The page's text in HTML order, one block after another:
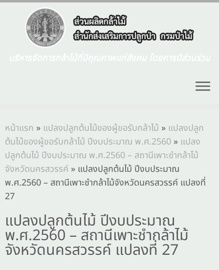
หน้าแรก » แปลงปลูกต้นไม้ของผู้ขอรับกล้าไม้ » แปลงปลูก
ต้นไม้ของผู้ขอรับกล้าไม้ ปีงบประมาณ พ.ศ.2560 » แปลง
ปลูกต้นไม้ ปีงบประมาณ พ.ศ.2560 – สถานีเพาะชำกล้าไม้
จังหวัดนครสวรรค์ » แปลงปลูกต้นไม้ ปีงบประมาณ
พ.ศ.2560 – สถานีเพาะชำกล้าไม้จังหวัดนครสวรรค์ แปลงที่
27
แปลงปลูกต้นไม้ ปีงบประมาณ
พ.ศ.2560 – สถานีเพาะชำกล้าไม้
จังหวัดนครสวรรค์ แปลงที่ 27